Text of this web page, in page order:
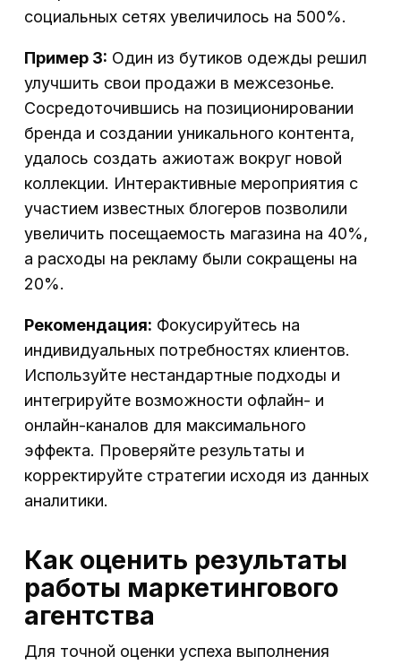
социальных сетях увеличилось на 500%.
Пример 3: Один из бутиков одежды решил
улучшить свои продажи в межсезонье.
Сосредоточившись на позиционировании
бренда и создании уникального контента,
удалось создать ажиотаж вокруг новой
коллекции. Интерактивные мероприятия с
участием известных блогеров позволили
увеличить посещаемость магазина на 40%,
а расходы на рекламу были сокращены на
20%.
Рекомендация: Фокусируйтесь на
индивидуальных потребностях клиентов.
Используйте нестандартные подходы и
интегрируйте возможности офлайн- и
онлайн-каналов для максимального
эффекта. Проверяйте результаты и
корректируйте стратегии исходя из данных
аналитики.
Как оценить результаты
работы маркетингового
агентства
Для точной оценки успеха выполнения